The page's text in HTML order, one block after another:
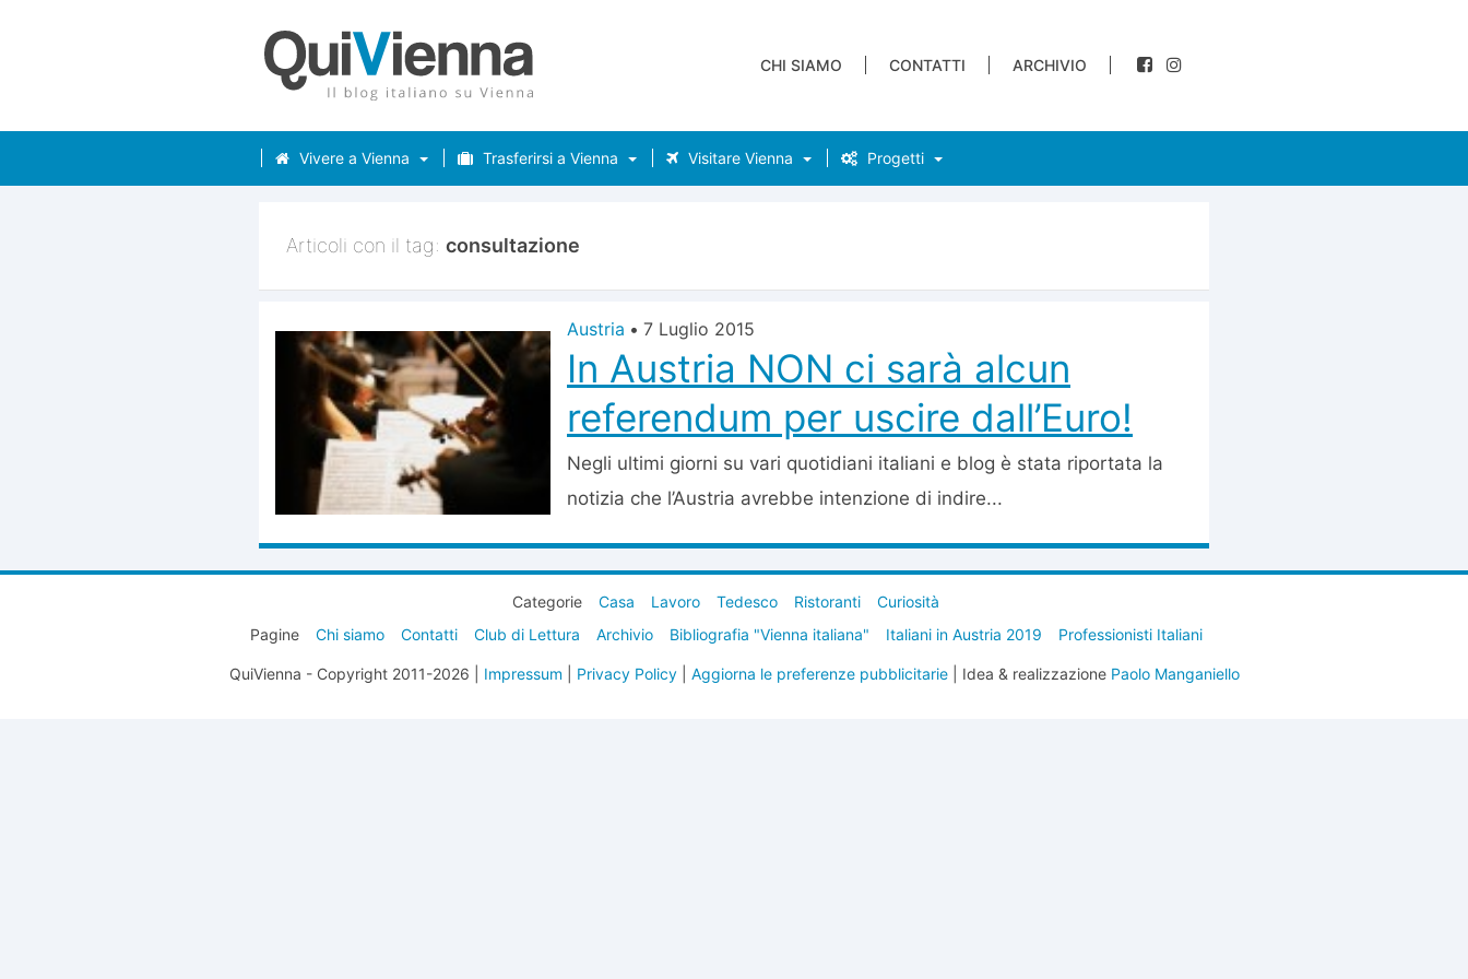
CHI SIAMO CONTATTI ARCHIVIO
Vivere a Vienna Trasferirsi a Vienna Visitare Vienna Progetti
Articoli con il tag: consultazione
Austria • 7 Luglio 2015
In Austria NON ci sarà alcun
referendum per uscire dall’Euro!
Negli ultimi giorni su vari quotidiani italiani e blog è stata riportata la
notizia che l’Austria avrebbe intenzione di indire...
Categorie Casa Lavoro Tedesco Ristoranti
Curiosità
Pagine
Chi siamo Contatti Club di Lettura Archivio Bibliografia "Vienna italiana" Italiani in Austria 2019 Professionisti Italiani
QuiVienna - Copyright 2011-2026 | Impressum Privacy Policy| Aggiorna le preferenze pubblicitarie| Idea & realizzazione Paolo Manganiello